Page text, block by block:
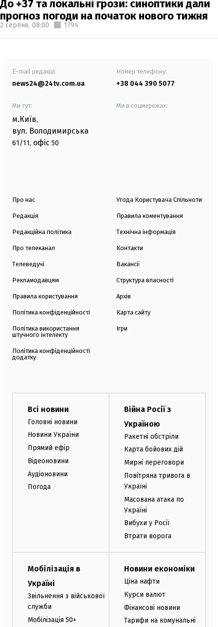
До +37 та локальні грози: синоптики дали
прогноз погоди на початок нового тижня
2 серпня, 08:00 1794
E-mail редакції
news24@24tv.com.ua
Номер телефону:
+38 044 390 5077
Ми тут:
м.Київ,
вул. Володимирська
61/11, офіс 50
Ми в соцмережах:
Про нас
Редакція
Редакційна політика
Про телеканал
Телеведучі
Рекламодавцям
Правила користування
Політика конфіденційності
Політика використання
штучного інтелекту
Політика конфіденційності
додатку
Угода Користувача Спільноти
Правила коментування
Технічна інформація
Контакти
Вакансії
Структура власності
Архів
Карта сайту
Ігри
Всі новини
Головні новини
Новини України
Прямий ефір
Відеоновини
Аудіоновини
Погода
Війна Росії з
Україною
Ракетні обстріли
Карта бойових дій
Мирні переговори
Повітряна тривога в
Україні
Масована атака по
Україні
Вибухи у Росії
Втрати ворога
Мобілізація в
Україні
Звільнення з військової
служби
Мобілізація 50+
Новини економіки
Ціна нафти
Курси валют
Фінансові новини
Тарифи на комунальні